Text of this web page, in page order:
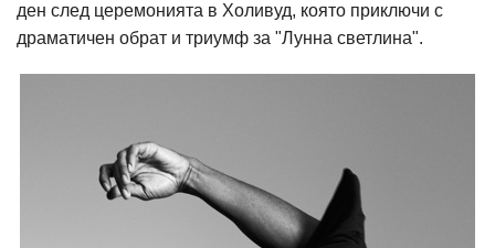
ден след церемонията в Холивуд, която приключи с
драматичен обрат и триумф за "Лунна светлина".